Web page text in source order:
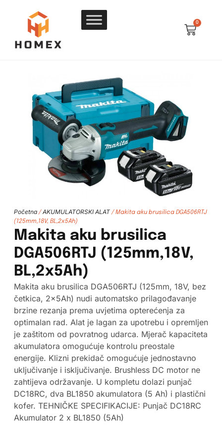
0
Početna/ AKUMULATORSKI ALAT/ Makita aku brusilica DGA506RTJ
(125mm,18V, BL,2x5Ah)
Makita aku brusilica
DGA506RTJ (125mm,18V,
BL,2x5Ah)
Makita aku brusilica DGA506RTJ (125mm, 18V, bez
četkica, 2x5Ah) nudi automatsko prilagođavanje
brzine rezanja prema uvjetima opterećenja za
optimalan rad. Alat je lagan za upotrebu i opremljen
je zaštitom od povratnog udarca. Mjerač kapaciteta
akumulatora omogućuje kontrolu preostale
energije. Klizni prekidač omogućuje jednostavno
uključivanje i isključivanje. Brushless DC motor ne
zahtijeva održavanje. U kompletu dolazi punjač
DC18RC, dva BL1850 akumulatora (5 Ah) i plastični
kofer. TEHNIČKE SPECIFIKACIJE: Punjač DC18RC
Akumulator 2 x BL1850 (5Ah)